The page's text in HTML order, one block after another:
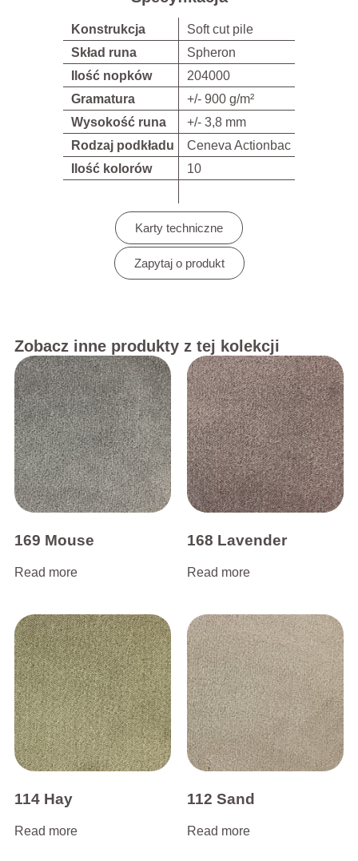
Konstrukcja
Soft cut pile
Skład runa
Spheron
Ilość nopków
204000
Gramatura
+/- 900 g/m²
Wysokość runa
+/- 3,8 mm
Rodzaj podkładu
Ceneva Actionbac
Ilość kolorów
10
Karty techniczne
Zapytaj o produkt
Zobacz inne produkty z tej kolekcji
169 Mouse
Read more
168 Lavender
Read more
114 Hay
Read more
112 Sand
Read more